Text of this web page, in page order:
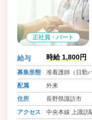
正社員・パート
給与 時給 1,800円
募集形態
准看護師（日勤
配属
外来
住所
長野県諏訪市
アクセス
中央本線 上諏訪